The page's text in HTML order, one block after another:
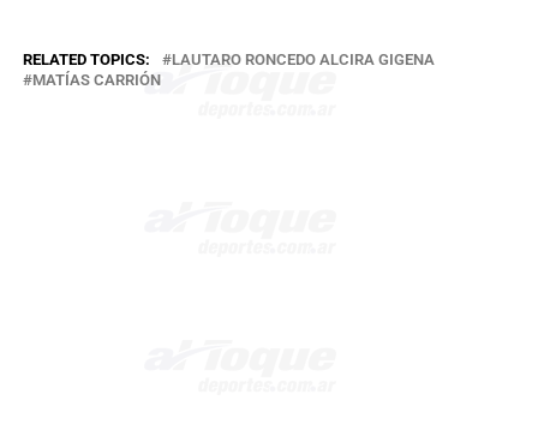
RELATED TOPICS:
LAUTARO RONCEDO ALCIRA GIGENA
MATÍAS CARRIÓN